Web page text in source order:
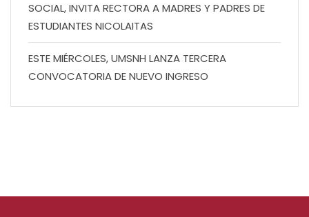
SOCIAL, INVITA RECTORA A MADRES Y PADRES DE
ESTUDIANTES NICOLAITAS
ESTE MIÉRCOLES, UMSNH LANZA TERCERA
CONVOCATORIA DE NUEVO INGRESO